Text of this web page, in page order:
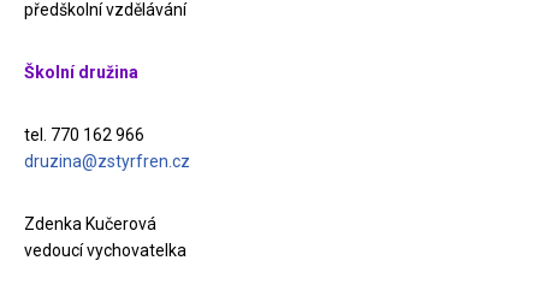
předškolní vzdělávání
Školní družina
tel. 770 162 966
druzina@zstyrfren.cz
Zdenka Kučerová
vedoucí vychovatelka